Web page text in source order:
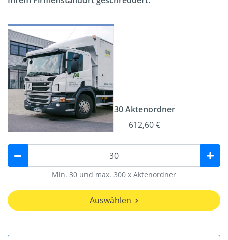
30 Aktenordner
612,60 €
Min. 30 und max. 300 x Aktenordner
Auswählen